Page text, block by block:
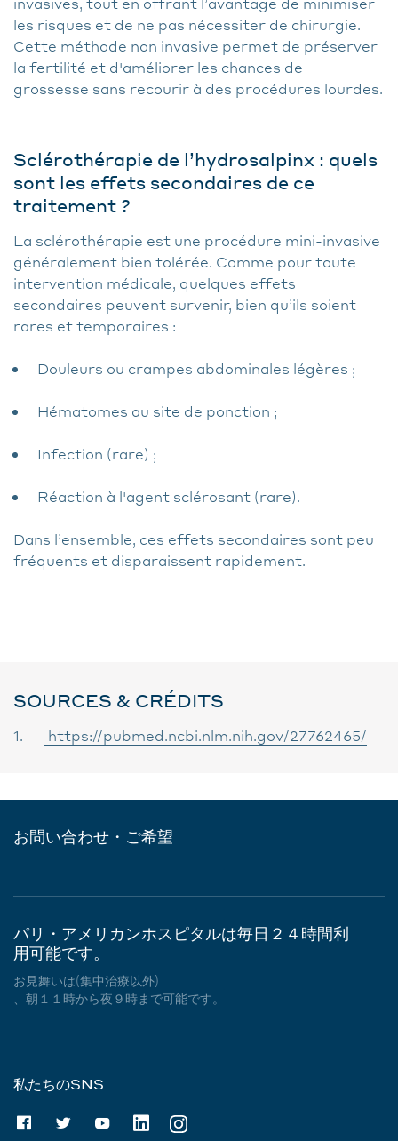
les risques et de ne pas nécessiter de chirurgie.
Cette méthode non invasive permet de préserver
la fertilité et d'améliorer les chances de
grossesse sans recourir à des procédures lourdes.
Sclérothérapie de l’hydrosalpinx : quels
sont les effets secondaires de ce
traitement ?
La sclérothérapie est une procédure mini-invasive
généralement bien tolérée. Comme pour toute
intervention médicale, quelques effets
secondaires peuvent survenir, bien qu’ils soient
rares et temporaires :
Douleurs ou crampes abdominales légères ;
Hématomes au site de ponction ;
Infection (rare) ;
Réaction à l'agent sclérosant (rare).
Dans l’ensemble, ces effets secondaires sont peu
fréquents et disparaissent rapidement.
SOURCES & CRÉDITS
1. https://pubmed.ncbi.nlm.nih.gov/27762465/
お問い合わせ・ご希望
パリ・アメリカンホスピタルは毎日２４時間利
用可能です。
お見舞いは(集中治療以外)
、朝１１時から夜９時まで可能です。
私たちのSNS